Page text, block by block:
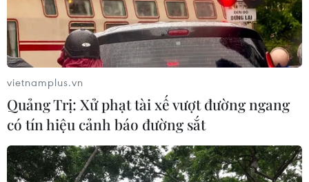
Những vận động viên tham gia thử thách leo cây chuối đang cố
gắng hoàn tất lượt chơi của bản thân trong tiếng reo hò, cổ vũ
vietnamplus.vn
Quảng Trị: Xử phạt tài xế vượt đường ngang
có tín hiệu cảnh báo đường sắt